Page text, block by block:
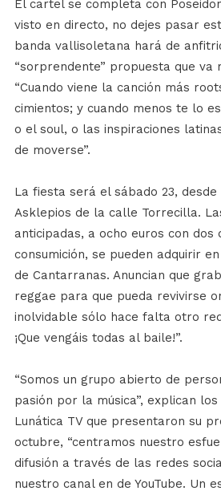
El cartel se completa con
visto en directo, no dejes pasar
banda vallisoletana hará de
“sorprendente” propuesta que va
“Cuando viene la canción más
cimientos; y cuando menos te lo
o el soul, o las inspiraciones
de moverse”.
La fiesta será el sábado 23,
Asklepios de la calle Torrecilla.
anticipadas, a ocho euros con dos
consumición, se pueden adquirir
de Cantarranas. Anuncian que
reggae para que pueda revivirse
inolvidable sólo hace falta otro
¡Que vengáis todas al baile!”.
“Somos un grupo abierto de
pasión por la música”, explican
Lunática TV que presentaron su
octubre, “centramos nuestro
difusión a través de las redes
nuestro canal en de YouTube. Un